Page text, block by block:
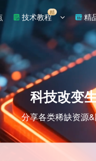
技术教程精 精
科技改变
分享各类稀缺资源